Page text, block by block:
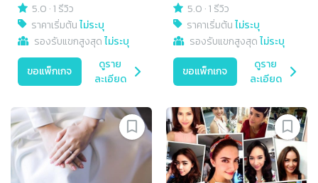
5.0 ·1 รีวิว
ราคาเริ่มต้นไม่ระบุ
รองรับแขกสูงสุดไม่ระบุ
ขอแพ็กเกจ
ดูราย
ละเอียด
5.0 ·1 รีวิว
ราคาเริ่มต้นไม่ระบุ
รองรับแขกสูงสุดไม่ระบุ
ขอแพ็กเกจ
ดูราย
ละเอียด